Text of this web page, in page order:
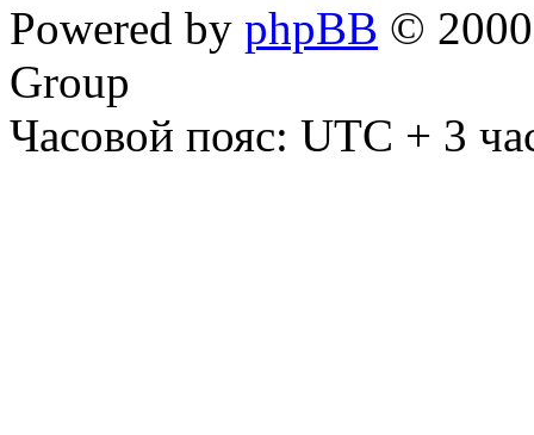
Powered by phpBB ©
Group
Часовой пояс: UTC + 3